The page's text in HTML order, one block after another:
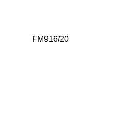
FM916/20